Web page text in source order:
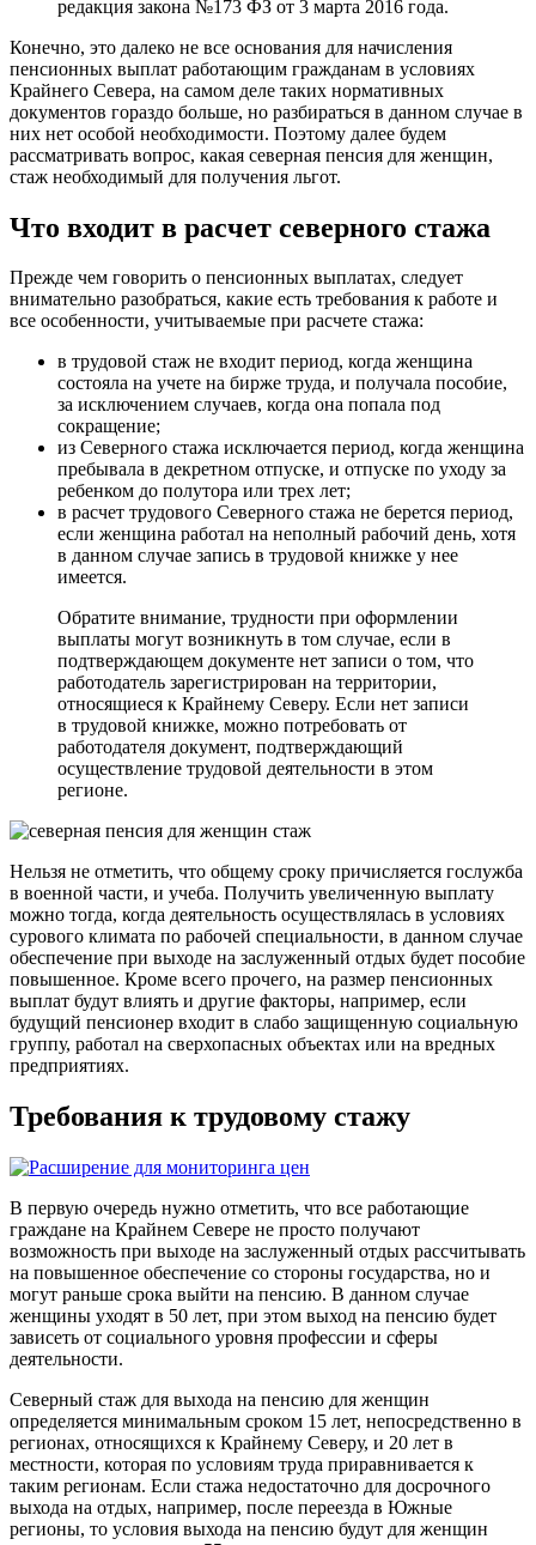
редакция закона №173 ФЗ от 3 марта 2016 года.
Конечно, это далеко не все основания для начисления
пенсионных выплат работающим гражданам в условиях
Крайнего Севера, на самом деле таких нормативных
документов гораздо больше, но разбираться в данном случае в
них нет особой необходимости. Поэтому далее будем
рассматривать вопрос, какая северная пенсия для женщин,
стаж необходимый для получения льгот.
Что входит в расчет северного стажа
Прежде чем говорить о пенсионных выплатах, следует
внимательно разобраться, какие есть требования к работе и
все особенности, учитываемые при расчете стажа:
в трудовой стаж не входит период, когда женщина
состояла на учете на бирже труда, и получала пособие,
за исключением случаев, когда она попала под
сокращение;
из Северного стажа исключается период, когда женщина
пребывала в декретном отпуске, и отпуске по уходу за
ребенком до полутора или трех лет;
в расчет трудового Северного стажа не берется период,
если женщина работал на неполный рабочий день, хотя
в данном случае запись в трудовой книжке у нее
имеется.
Обратите внимание, трудности при оформлении
выплаты могут возникнуть в том случае, если в
подтверждающем документе нет записи о том, что
работодатель зарегистрирован на территории,
относящиеся к Крайнему Северу. Если нет записи
в трудовой книжке, можно потребовать от
работодателя документ, подтверждающий
осуществление трудовой деятельности в этом
регионе.
Нельзя не отметить, что общему сроку причисляется гослужба
в военной части, и учеба. Получить увеличенную выплату
можно тогда, когда деятельность осуществлялась в условиях
сурового климата по рабочей специальности, в данном случае
обеспечение при выходе на заслуженный отдых будет пособие
повышенное. Кроме всего прочего, на размер пенсионных
выплат будут влиять и другие факторы, например, если
будущий пенсионер входит в слабо защищенную социальную
группу, работал на сверхопасных объектах или на вредных
предприятиях.
Требования к трудовому стажу
В первую очередь нужно отметить, что все работающие
граждане на Крайнем Севере не просто получают
возможность при выходе на заслуженный отдых рассчитывать
на повышенное обеспечение со стороны государства, но и
могут раньше срока выйти на пенсию. В данном случае
женщины уходят в 50 лет, при этом выход на пенсию будет
зависеть от социального уровня профессии и сферы
деятельности.
Северный стаж для выхода на пенсию для женщин
определяется минимальным сроком 15 лет, непосредственно в
регионах, относящихся к Крайнему Северу, и 20 лет в
местности, которая по условиям труда приравнивается к
таким регионам. Если стажа недостаточно для досрочного
выхода на отдых, например, после переезда в Южные
регионы, то условия выхода на пенсию будут для женщин